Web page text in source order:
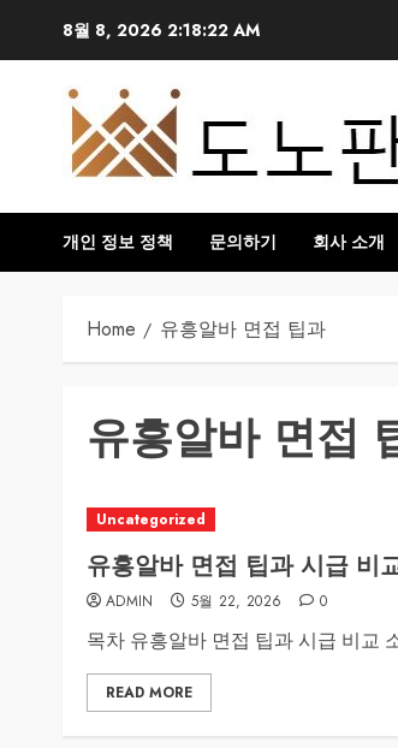
8월 8, 2026 2:18:23 AM
개인 정보 정책 문의하기 회사 소개
Home 유흥알바 면접 팁과
유흥알바 면접
Uncategorized
유흥알바 면접 팁과 시급 비
ADMIN 5월 22, 2026 0
목차 유흥알바 면접 팁과 시급 비교
READ MORE